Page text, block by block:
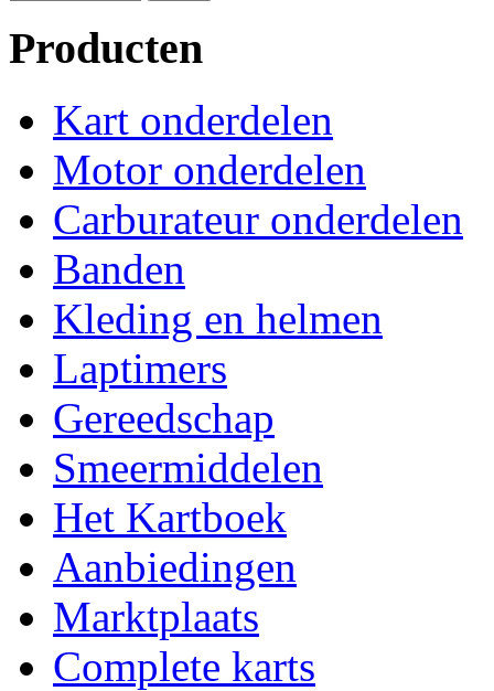
Producten
Kart onderdelen
Motor onderdelen
Carburateur onderdelen
Banden
Kleding en helmen
Laptimers
Gereedschap
Smeermiddelen
Het Kartboek
Aanbiedingen
Marktplaats
Complete karts